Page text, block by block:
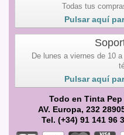
Todas tus
Pulsar aquí
De lunes a viernes de 10
Pulsar aquí
Todo en Tinta
AV. Europa, 232
Tel. (+34) 91 141 96